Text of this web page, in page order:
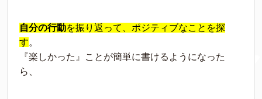
自分の行動を振り返って、ポジティブなことを探
す。
『楽しかった』ことが簡単に書けるようになった
ら、